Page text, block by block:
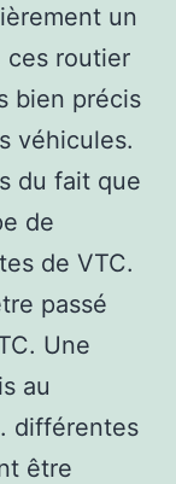
un
ces routier
bien précis
véhicules.
du fait que
de
de VTC.
passé
Une
au
différentes
être